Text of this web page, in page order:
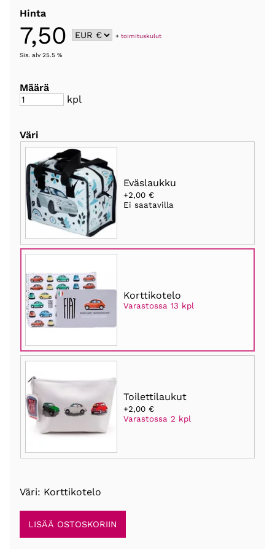
Hinta
7,50 +toimituskulut
Sis. alv 25.5 %
Määrä
kpl
Väri
Eväslaukku
+2,00 €
Ei saatavilla
Korttikotelo
Varastossa 13 kpl
Toilettilaukut
+2,00 €
Varastossa 2 kpl
Väri: Korttikotelo